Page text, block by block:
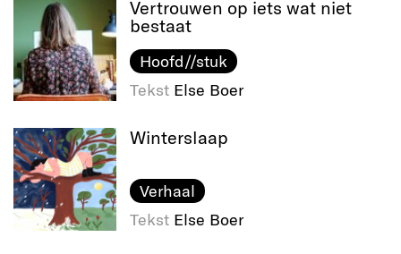
Vertrouwen op iets wat niet
bestaat
Hoofd//stuk
Tekst Else Boer
Winterslaap
Verhaal
Tekst Else Boer